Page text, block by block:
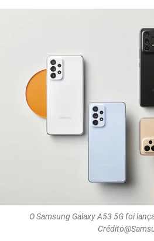
O Samsung Galaxy A53 5G foi